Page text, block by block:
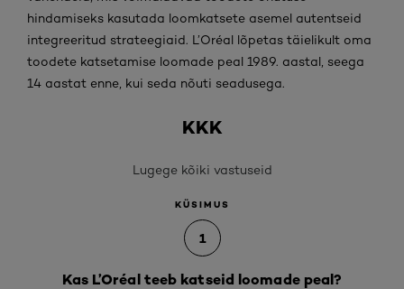
hindamiseks kasutada loomkatsete asemel autentseid
integreeritud strateegiaid. L’Oréal lõpetas täielikult oma
toodete katsetamise loomade peal 1989. aastal, seega
14 aastat enne, kui seda nõuti seadusega.
KKK
Lugege kõiki vastuseid
KÜSIMUS
1
Kas L’Oréal teeb katseid loomade peal?